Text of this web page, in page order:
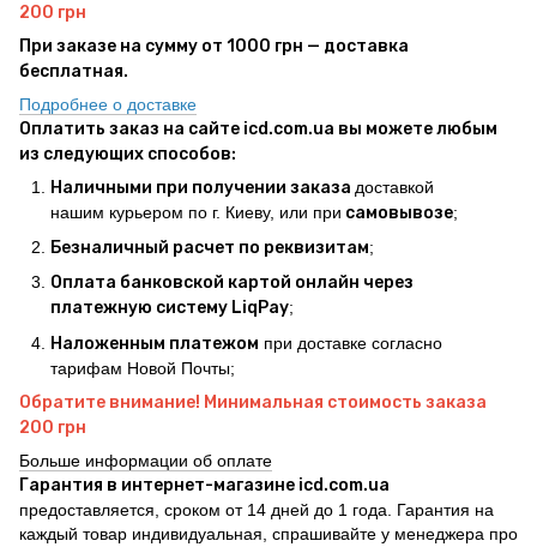
200 грн
При заказе на сумму от 1000 грн — доставка
бесплатная.
Подробнее о доставке
Оплатить заказ на сайте icd.com.ua вы можете любым
из следующих способов:
Наличными при получении заказа доставкой
нашим курьером по г. Киеву, или при самовывозе;
Безналичный расчет по реквизитам;
Оплата банковской картой онлайн через
платежную систему LiqPay;
Наложенным платежом при доставке согласно
тарифам Новой Почты;
Обратите внимание! Минимальная стоимость заказа
200 грн
Больше информации об оплате
Гарантия в интернет-магазине icd.com.ua
предоставляется, сроком от 14 дней до 1 года. Гарантия на
каждый товар индивидуальная, спрашивайте у менеджера про